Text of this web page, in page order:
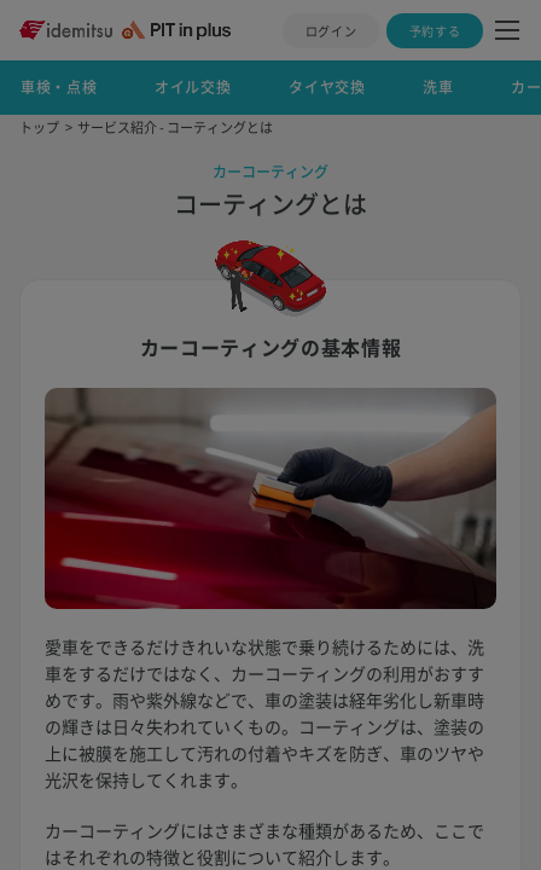
ログイン 予約する
車検・点検 オイル交換 タイヤ交換 洗車 カ
トップ サービス紹介 - コーティングとは
カーコーティング
コーティングとは
カーコーティングの基本情報
愛車をできるだけきれいな状態で乗り続けるためには、洗
車をするだけではなく、カーコーティングの利用がおすす
めです。雨や紫外線などで、車の塗装は経年劣化し新車時
の輝きは日々失われていくもの。コーティングは、塗装の
上に被膜を施工して汚れの付着やキズを防ぎ、車のツヤや
光沢を保持してくれます。
カーコーティングにはさまざまな種類があるため、ここで
はそれぞれの特徴と役割について紹介します。